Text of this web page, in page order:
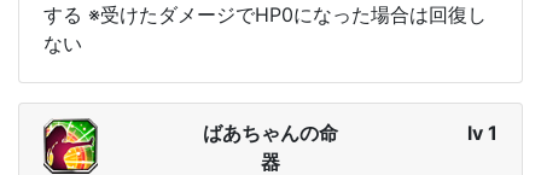
する ※受けたダメージでHP0になった場合は回復し
ない
ばあちゃんの命
器
lv 1